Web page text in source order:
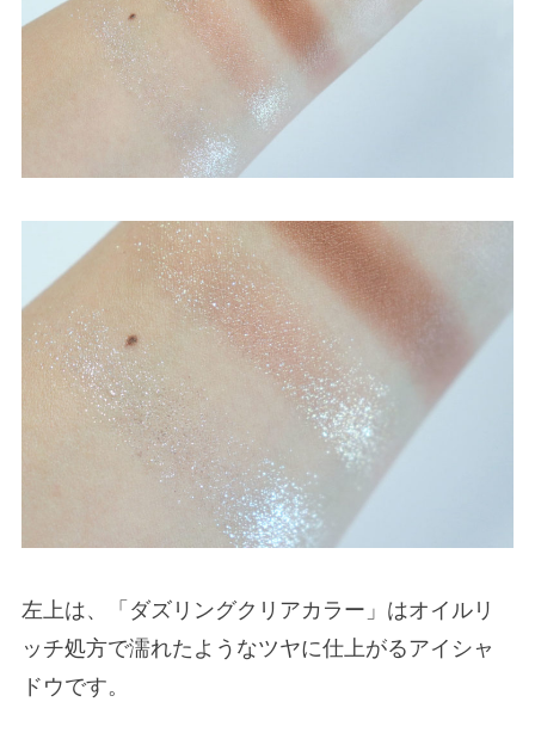
左上は、「ダズリングクリアカラー」はオイルリ
ッチ処方で濡れたようなツヤに仕上がるアイシャ
ドウです。